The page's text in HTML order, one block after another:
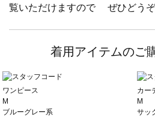
覧いただけますので ぜひどうぞ
着用アイテムのご
ワンピース
M
ブルーグレー系
カー
M
サッ